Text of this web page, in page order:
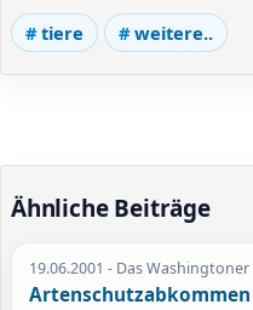
tiere weitere..
Ähnliche Beiträge
19.06.2001 - Das
Artenschutzabkommen